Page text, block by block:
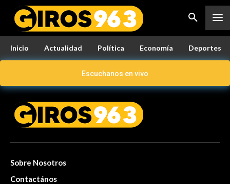
Inicio Actualidad Política Economía Deportes
Escuchanos en vivo
Sobre Nosotros
Contactános